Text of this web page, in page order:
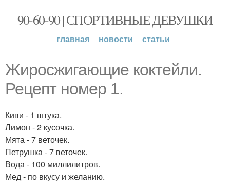
90-60-90 | СПОРТИВНЫЕ ДЕВУШКИ
главная новости статьи
Жиросжигающие коктейли.
Рецепт номер 1.
Киви - 1 штука.
Лимон - 2 кусочка.
Мята - 7 веточек.
Петрушка - 7 веточек.
Вода - 100 миллилитров.
Мед - по вкусу и желанию.